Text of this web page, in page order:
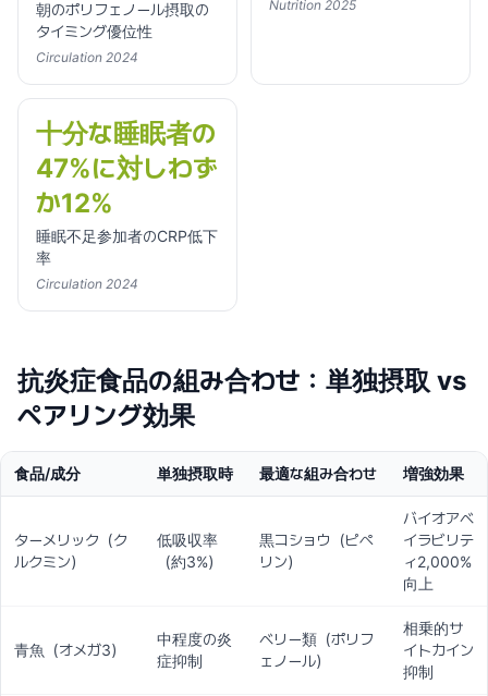
朝のポリフェノール摂取の
タイミング優位性
Circulation 2024
Nutrition 2025
十分な睡眠者の
47%に対しわず
か12%
睡眠不足参加者のCRP低下
率
Circulation 2024
抗炎症食品の組み合わせ：単独摂取 vs
ペアリング効果
食品/成分 単独摂取時 最適な組み合わせ 増強効果
ターメリック（ク
ルクミン）
低吸収率
（約3%）
黒コショウ（ピペ
リン）
バイオアベ
イラビリテ
ィ2,000%
向上
青魚（オメガ3）
中程度の炎
症抑制
ベリー類（ポリフ
ェノール）
相乗的サ
イトカイン
抑制